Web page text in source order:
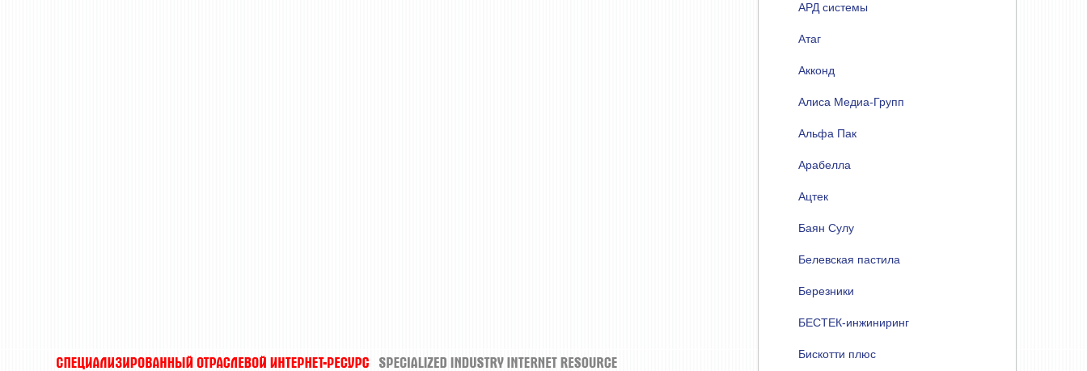
АРД системы
Атаг
Акконд
Алиса Медиа-Групп
Альфа Пак
Арабелла
Ацтек
Баян Сулу
Белевская пастила
Березники
БЕСТЕК-инжиниринг
Бискотти плюс